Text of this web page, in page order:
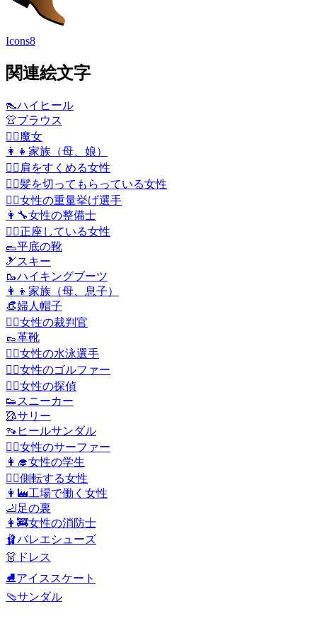
Icons8
関連絵文字
👠ハイヒール
👚ブラウス
🧙‍♀️魔女
👩‍👧 家族（母、娘）
🤷‍♀️ 肩をすくめる女性
💇‍♀️髪を切ってもらっている女性
🏋️‍♀️女性の重量挙げ選手
👩‍🔧女性の整備士
🧎‍♀️正座している女性
🥿平底の靴
🎿スキー
🥾ハイキングブーツ
👩‍👦 家族（母、息子）
👒婦人帽子
👩‍⚖️女性の裁判官
👞革靴
🏊‍♀️女性の水泳選手
🏌️‍♀️女性のゴルファー
🕵️‍♀️女性の探偵
👟 スニーカー
🥻サリー
👡 ヒールサンダル
🏄‍♀️女性のサーファー
👩‍🎓女性の学生
🤸‍♀️側転する女性
👩‍🏭工場で働く女性
🦶足の裏
👩‍🚒女性の消防士
🩰バレエシューズ
👗 ドレス
⛸️アイススケート
🩴サンダル